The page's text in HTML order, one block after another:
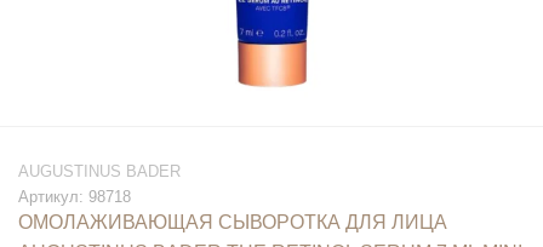
AUGUSTINUS BADER
Артикул: 98718
ОМОЛАЖИВАЮЩАЯ СЫВОРОТКА ДЛЯ ЛИЦА